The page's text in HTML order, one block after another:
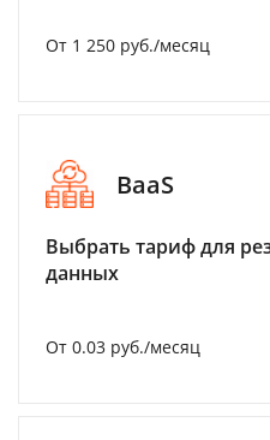
От 1 250 руб./месяц
BaaS
Выбрать тариф для
данных
От 0.03 руб./месяц